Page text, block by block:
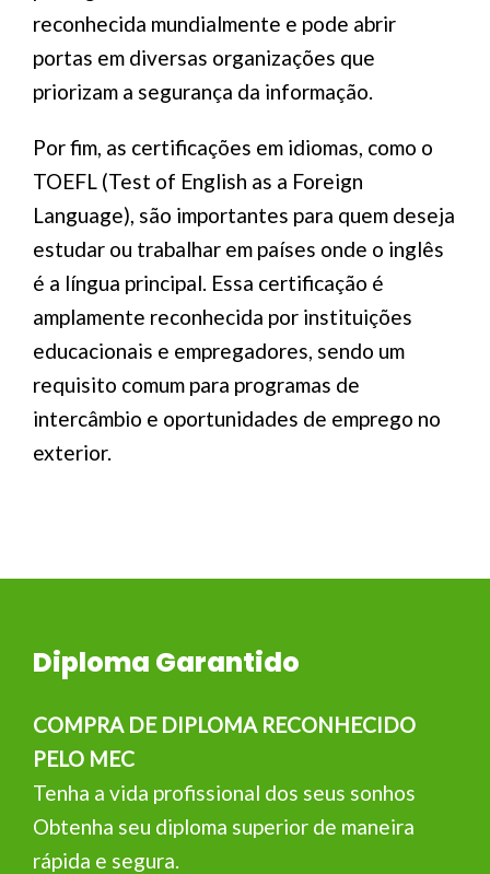
reconhecida mundialmente e pode abrir
portas em diversas organizações que
priorizam a segurança da informação.
Por fim, as certificações em idiomas, como o
TOEFL (Test of English as a Foreign
Language), são importantes para quem deseja
estudar ou trabalhar em países onde o inglês
é a língua principal. Essa certificação é
amplamente reconhecida por instituições
educacionais e empregadores, sendo um
requisito comum para programas de
intercâmbio e oportunidades de emprego no
exterior.
Diploma Garantido
COMPRA DE DIPLOMA RECONHECIDO
PELO MEC
Tenha a vida profissional dos seus sonhos
Obtenha seu diploma superior de maneira
rápida e segura.